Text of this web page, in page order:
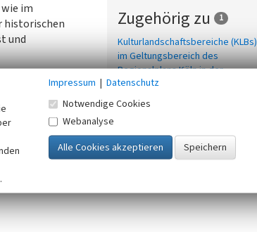
im
historischen
und
erhaltende
Erhaltende
Zugehörig zu 1
Kulturlandschaftsbereiche (KLBs)
im Geltungsbereich des
Regionalplans Köln in der
kreisfreien Stadt Köln
Impressum | Datenschutz
Notwendige Cookies
Webanalyse